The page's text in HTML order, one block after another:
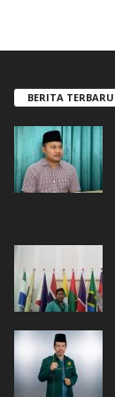
BERITA TERBARU